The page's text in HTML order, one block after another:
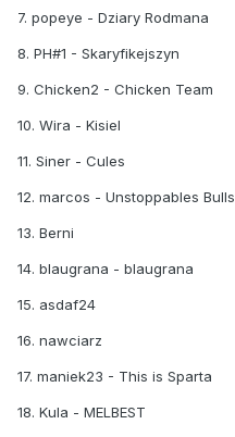
7. popeye - Dziary Rodmana
8. PH#1 - Skaryfikejszyn
9. Chicken2 - Chicken Team
10. Wira - Kisiel
11. Siner - Cules
12. marcos - Unstoppables Bulls
13. Berni
14. blaugrana - blaugrana
15. asdaf24
16. nawciarz
17. maniek23 - This is Sparta
18. Kula - MELBEST